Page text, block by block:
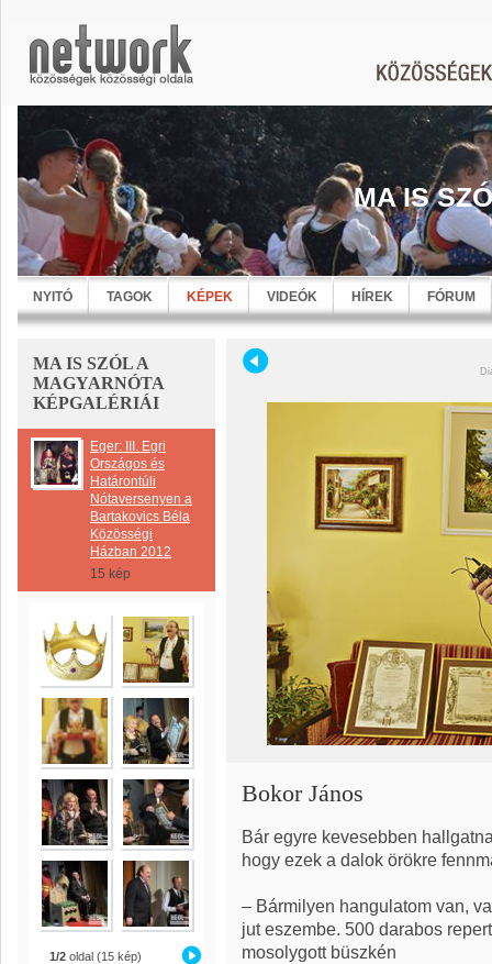
MA IS
NYITÓ TAGOK KÉPEK VIDEÓK HÍREK FÓRUM
MA IS SZÓL A
MAGYARNÓTA
KÉPGALÉRIÁI
Eger: III. Egri
Országos és
Határontúli
Nótaversenyen a
Bartakovics Béla
Közösségi
Házban 2012
15 kép
1/2 oldal (15 kép)
Bokor János
Bár egyre kevesebben
hogy ezek a dalok örökre
– Bármilyen hangulatom van,
jut eszembe. 500 darabos
mosolygott büszkén